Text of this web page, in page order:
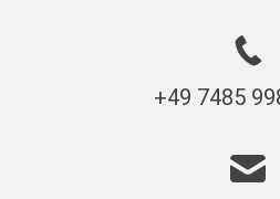
+49 7485